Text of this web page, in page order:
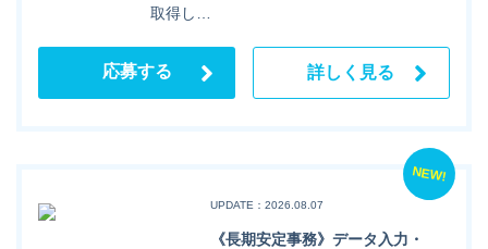
取得し…
応募する 詳しく見る
NEW!
UPDATE：2026.08.07
《長期安定事務》データ入力・